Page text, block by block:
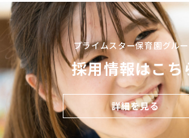
プライムスター保育園グル
採用情報はこち
詳細を見る